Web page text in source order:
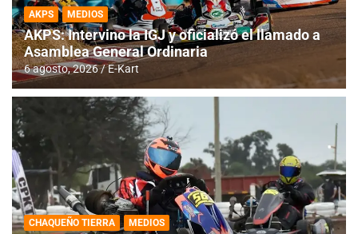
AKPS MEDIOS
AKPS: Intervino la IGJ y oficializó el llamado a
Asamblea General Ordinaria
6 agosto, 2026 E-Kart
CHAQUEÑO TIERRA MEDIOS